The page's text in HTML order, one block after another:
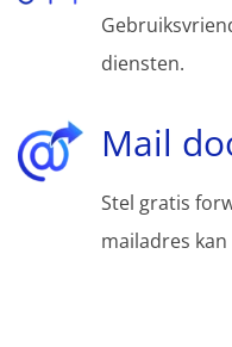
diensten.
Mail
Stel gratis
mailadres